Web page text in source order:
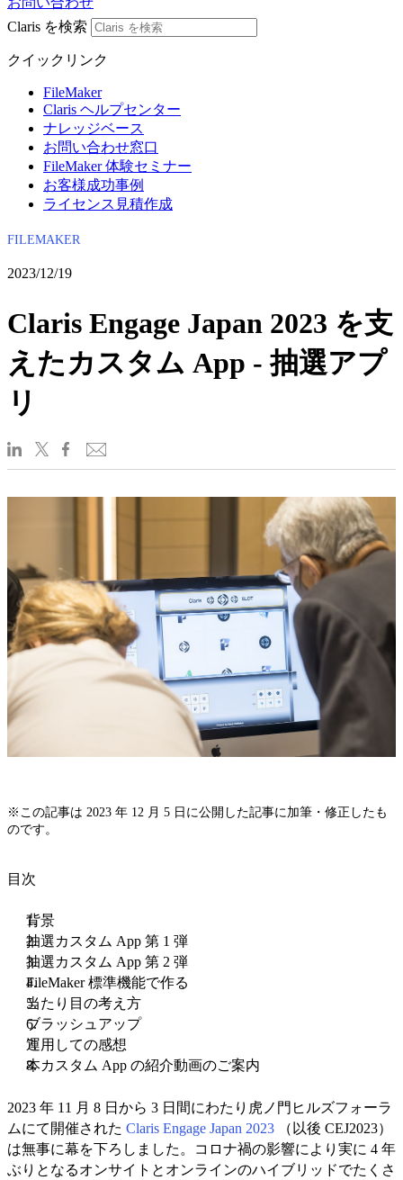
Claris を検索
クイックリンク
FileMaker
Claris ヘルプセンター
ナレッジベース
お問い合わせ窓口
FileMaker 体験セミナー
お客様成功事例
ライセンス見積作成
FILEMAKER
2023/12/19
Claris Engage Japan 2023 を支
えたカスタム App - 抽選アプ
リ
※この記事は 2023 年 12 月 5 日に公開した記事に加筆・修正したも
のです。
目次
背景
抽選カスタム App 第 1 弾
抽選カスタム App 第 2 弾
FileMaker 標準機能で作る
当たり目の考え方
ブラッシュアップ
運用しての感想
本カスタム App の紹介動画のご案内
2023 年 11 月 8 日から 3 日間にわたり虎ノ門ヒルズフォーラ
ムにて開催された Claris Engage Japan 2023 （以後 CEJ2023）
は無事に幕を下ろしました。コロナ禍の影響により実に 4 年
ぶりとなるオンサイトとオンラインのハイブリッドでたくさ